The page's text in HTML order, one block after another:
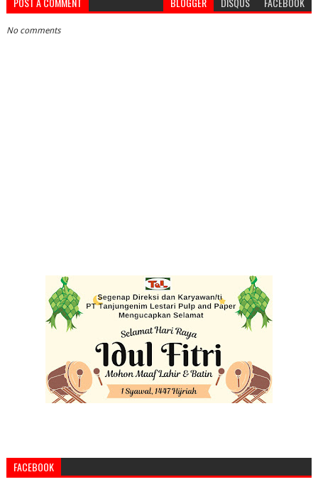
No comments
FACEBOOK